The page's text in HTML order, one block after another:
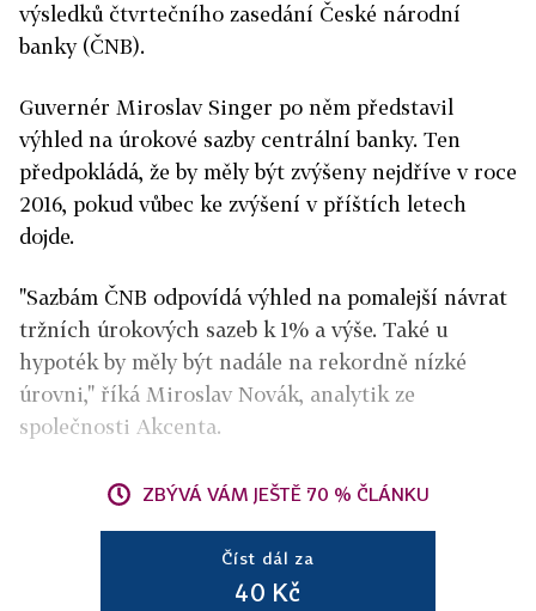
výsledků čtvrtečního zasedání České národní
banky (ČNB).
Guvernér Miroslav Singer po něm představil
výhled na úrokové sazby centrální banky. Ten
předpokládá, že by měly být zvýšeny nejdříve v roce
2016, pokud vůbec ke zvýšení v příštích letech
dojde.
"Sazbám ČNB odpovídá výhled na pomalejší návrat
tržních úrokových sazeb k 1% a výše. Také u
hypoték by měly být nadále na rekordně nízké
úrovni," říká Miroslav Novák, analytik ze
společnosti Akcenta.
ZBÝVÁ VÁM JEŠTĚ 70 % ČLÁNKU
Číst dál za
40 Kč